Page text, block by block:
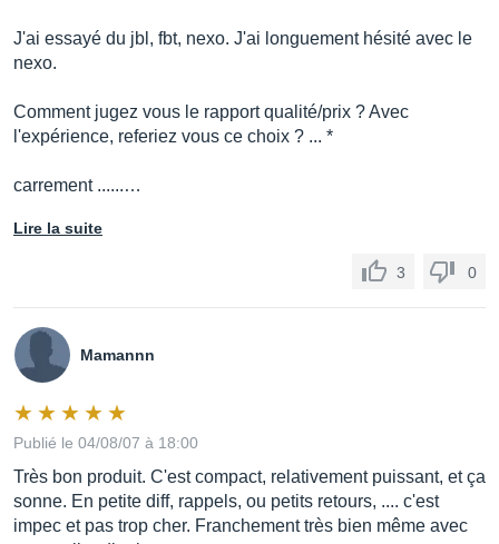
J'ai essayé du jbl, fbt, nexo. J'ai longuement hésité avec le
nexo.
Comment jugez vous le rapport qualité/prix ? Avec
l'expérience, referiez vous ce choix ? ... *
carrement ......…
Lire la suite
3 0
Mamannn
Publié le 04/08/07 à 18:00
Très bon produit. C'est compact, relativement puissant, et ça
sonne. En petite diff, rappels, ou petits retours, .... c'est
impec et pas trop cher. Franchement très bien même avec